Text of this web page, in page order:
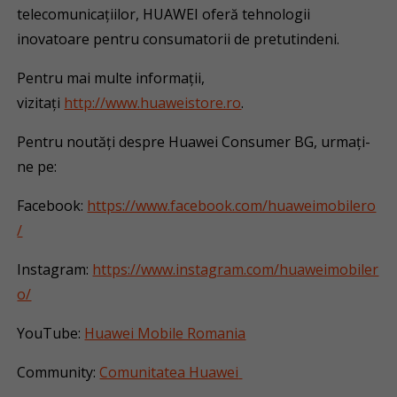
telecomunicațiilor, HUAWEI oferă tehnologii
inovatoare pentru consumatorii de pretutindeni.
Pentru mai multe informații,
vizitați http://www.huaweistore.ro.
Pentru noutăți despre Huawei Consumer BG, urmați-
ne pe:
Facebook: https://www.facebook.com/huaweimobilero
/
Instagram: https://www.instagram.com/huaweimobiler
o/
YouTube: Huawei Mobile Romania
Community:Comunitatea Huawei